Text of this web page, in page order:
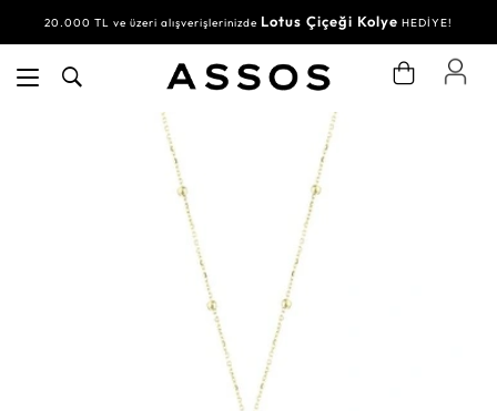
20.000 TL ve üzeri alışverişlerinizde Lotus Çiçeği Kolye HEDİYE!